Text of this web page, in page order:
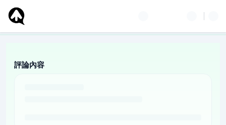
評論內容